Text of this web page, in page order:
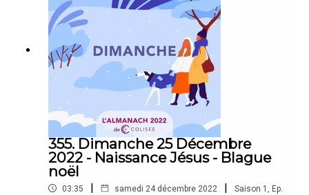
355. Dimanche 25 Décembre
2022 - Naissance Jésus - Blague
noël
03:35 | samedi 24 décembre 2022 | Saison 1
Ep.